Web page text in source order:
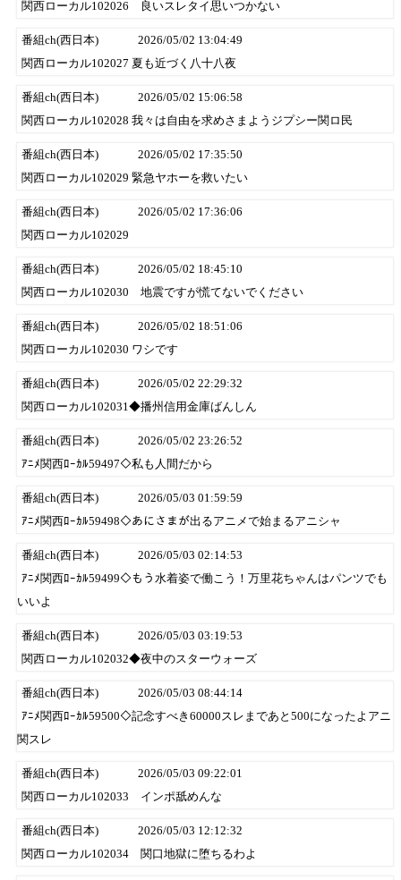
関西ローカル102026 良いスレタイ思いつかない
番組ch(西日本)
2026/05/02 13:04:49
関西ローカル102027 夏も近づく八十八夜
番組ch(西日本)
2026/05/02 15:06:58
関西ローカル102028 我々は自由を求めさまようジプシー関ロ民
番組ch(西日本)
2026/05/02 17:35:50
関西ローカル102029 緊急ヤホーを救いたい
番組ch(西日本)
2026/05/02 17:36:06
関西ローカル102029
番組ch(西日本)
2026/05/02 18:45:10
関西ローカル102030 地震ですが慌てないでください
番組ch(西日本)
2026/05/02 18:51:06
関西ローカル102030 ワシです
番組ch(西日本)
2026/05/02 22:29:32
関西ローカル102031◆播州信用金庫ばんしん
番組ch(西日本)
2026/05/02 23:26:52
ｱﾆﾒ関西ﾛｰｶﾙ59497◇私も人間だから
番組ch(西日本)
2026/05/03 01:59:59
ｱﾆﾒ関西ﾛｰｶﾙ59498◇あにさまが出るアニメで始まるアニシャ
番組ch(西日本)
2026/05/03 02:14:53
ｱﾆﾒ関西ﾛｰｶﾙ59499◇もう水着姿で働こう！万里花ちゃんはパンツでも
いいよ
番組ch(西日本)
2026/05/03 03:19:53
関西ローカル102032◆夜中のスターウォーズ
番組ch(西日本)
2026/05/03 08:44:14
ｱﾆﾒ関西ﾛｰｶﾙ59500◇記念すべき60000スレまであと500になったよアニ
関スレ
番組ch(西日本)
2026/05/03 09:22:01
関西ローカル102033 インポ舐めんな
番組ch(西日本)
2026/05/03 12:12:32
関西ローカル102034 関口地獄に堕ちるわよ